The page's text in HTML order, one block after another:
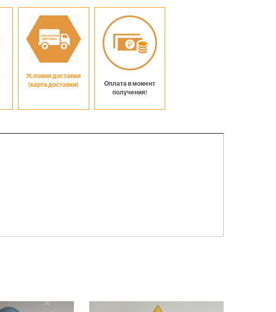
Условия доставки
(карта доставки)
Оплата в момент
получения!